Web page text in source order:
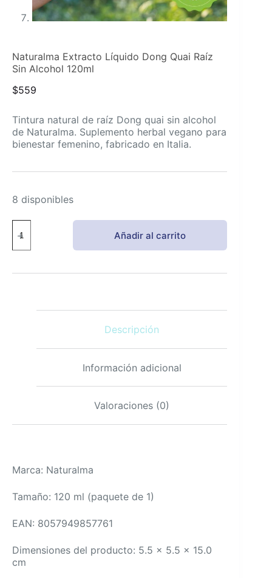
Naturalma Extracto Líquido Dong Quai Raíz
Sin Alcohol 120ml
$559
Tintura natural de raíz Dong quai sin alcohol
de Naturalma. Suplemento herbal vegano para
bienestar femenino, fabricado en Italia.
8 disponibles
Extracto
Líquido
Quai
Añadir al carrito
Descripción
Información adicional
Valoraciones (0)
Marca: Naturalma
Tamaño: 120 ml (paquete de 1)
EAN: 8057949857761
Dimensiones del producto: 5.5 x 5.5 x 15.0
cm